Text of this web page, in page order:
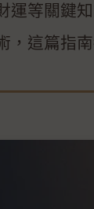
運等關鍵
，這篇指